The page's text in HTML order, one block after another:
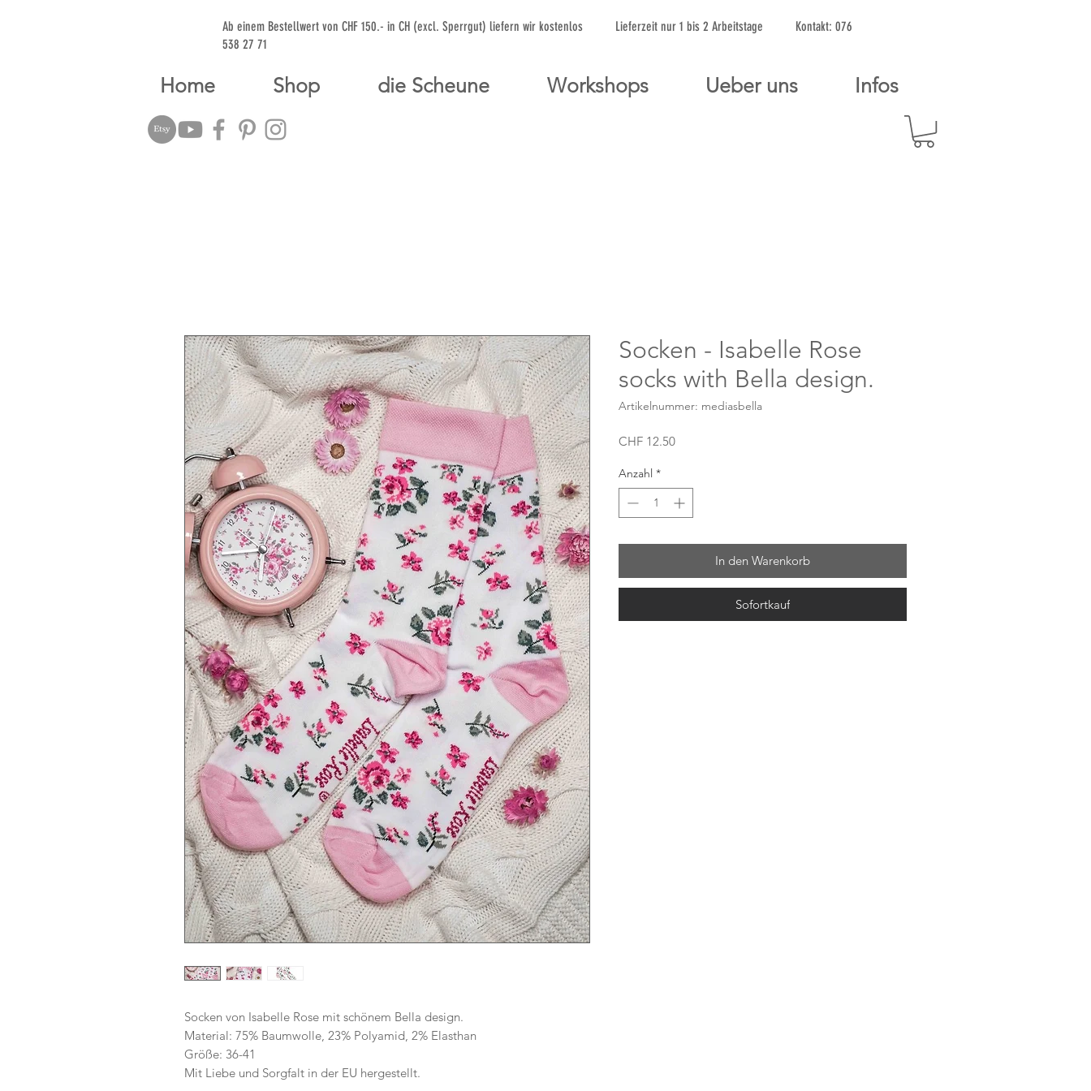
Ab einem Bestellwert von CHF 150.- in CH (excl. Sperrgut) liefern wir kostenlos Lieferzeit nur 1 bis 2 Arbeitstage Kontakt: 076
538 27 71
Home Shop die Scheune Workshops Ueber uns Infos
Socken von Isabelle Rose mit schönem Bella design.
Material: 75% Baumwolle, 23% Polyamid, 2% Elasthan
Größe: 36-41
Mit Liebe und Sorgfalt in der EU hergestellt.
Socken - Isabelle Rose
socks with Bella design.
Artikelnummer: mediasbella
CHF 12.50Preis
Anzahl *
In den Warenkorb
Sofortkauf